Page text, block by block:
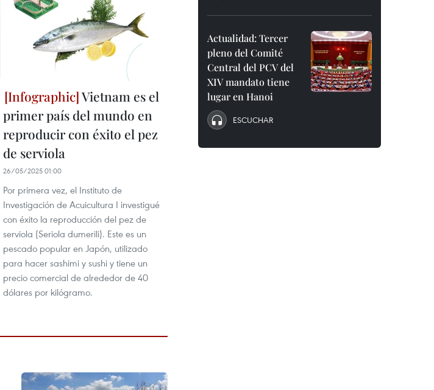
Vietnam es el
primer país del mundo en
reproducir con éxito el pez
de serviola
26/05/2025 01:00
Por primera vez, el Instituto de
Investigación de Acuicultura I investigué
con éxito la reproducción del pez de
serviola (Seriola dumerili). Este es un
pescado popular en Japón, utilizado
para hacer sashimi y sushi y tiene un
precio comercial de alrededor de 40
dólares por kilógramo.
Actualidad: Tercer
pleno del Comité
Central del PCV del
XIV mandato tiene
lugar en Hanoi
ESCUCHAR